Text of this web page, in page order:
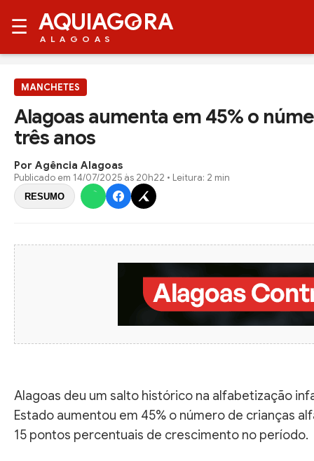
☰ AQUIAG RA
ALAGOAS
MANCHETES
Alagoas aumenta em 45% o
três anos
Por Agência Alagoas
Publicado em 14/07/2025 às 20h22 • Leitura: 2 min
RESUMO
Alagoas deu um salto histórico na alfabetização
Estado aumentou em 45% o número de crianças
15 pontos percentuais de crescimento no período.